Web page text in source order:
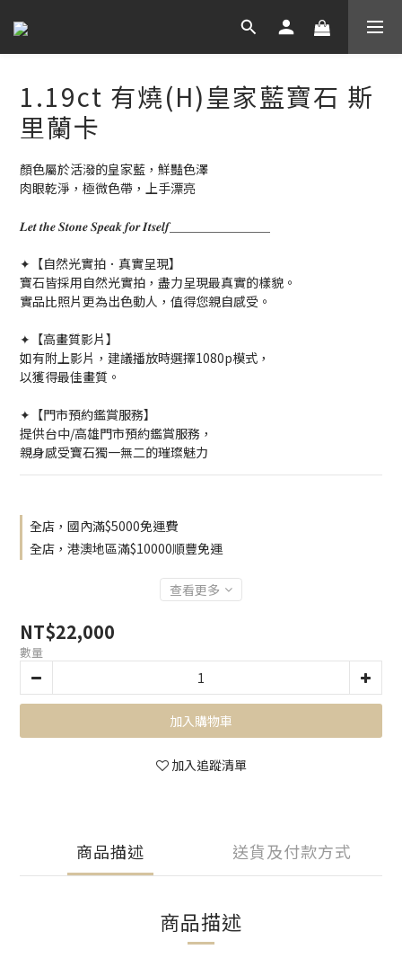
1.19ct 有燒(H)皇家藍寶石 斯
里蘭卡
顏色屬於活潑的皇家藍，鮮豔色澤
肉眼乾淨，極微色帶，上手漂亮
𝑳𝒆𝒕 𝒕𝒉𝒆 𝑺𝒕𝒐𝒏𝒆 𝑺𝒑𝒆𝒂𝒌 𝒇𝒐𝒓 𝑰𝒕𝒔𝒆𝒍𝒇＿＿＿＿＿＿＿＿
✦【自然光實拍．真實呈現】
寶石皆採用自然光實拍，盡力呈現最真實的樣貌。
實品比照片更為出色動人，值得您親自感受。
✦【高畫質影片】
如有附上影片，建議播放時選擇1080p模式，
以獲得最佳畫質。
✦【門市預約鑑賞服務】
提供台中/高雄門市預約鑑賞服務，
親身感受寶石獨一無二的璀璨魅力
全店，國內滿$5000免運費
全店，港澳地區滿$10000順豐免運
查看更多
NT$22,000
數量
加入購物車
加入追蹤清單
商品描述 送貨及付款方式
商品描述